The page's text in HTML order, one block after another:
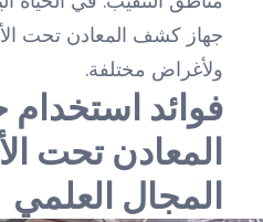
جهاز كشف المعادن تحت
ولأغراض مختلفة.
فوائد
المعادن تحت
المجال العلمي